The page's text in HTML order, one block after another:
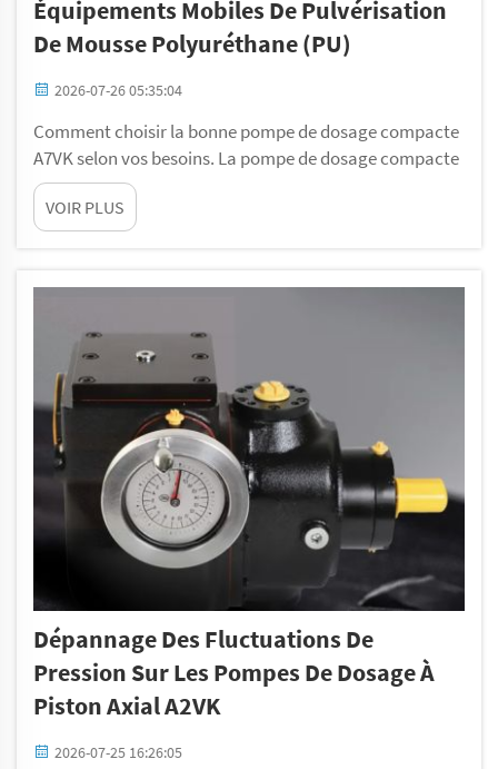
Équipements Mobiles De Pulvérisation
De Mousse Polyuréthane (PU)
2026-07-26 05:35:04
Comment choisir la bonne pompe de dosage compacte
A7VK selon vos besoins. La pompe de dosage compacte
A7VK est un outil petit mais puissant conçu pour les
équipements mobiles de pulvérisation de mousse
polyuréthane (PU). Gelan, la marque derrière cette
VOIR PLUS
Dépannage Des Fluctuations De
Pression Sur Les Pompes De Dosage À
Piston Axial A2VK
2026-07-25 16:26:05